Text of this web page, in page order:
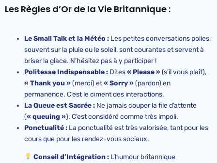
Les Règles d’Or de la Vie Britannique :
Le Small Talk et la Météo : Les petites conversations polies,
souvent sur la pluie ou le soleil, sont courantes et servent à
briser la glace. N’hésitez pas à y participer !
Politesse Indispensable : Dites« Please »(s’il vous plaît),
« Thank you »(merci) et« Sorry »(pardon) en
permanence. C’est le ciment des interactions.
La Queue est Sacrée : Ne jamais couper la file d’attente
(« queuing »). C’est considéré comme très impoli.
Ponctualité : La ponctualité est très valorisée, tant pour les
cours que pour les rendez-vous sociaux.
Conseil d’Intégration :L’humour britannique